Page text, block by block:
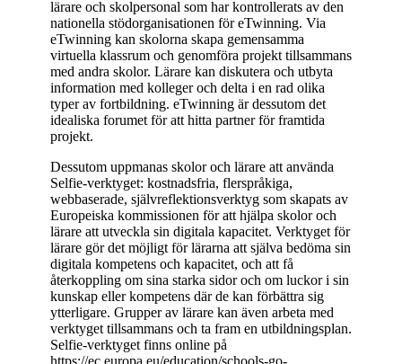
lärare och skolpersonal som har kontrollerats av den
nationella stödorganisationen för eTwinning. Via
eTwinning kan skolorna skapa gemensamma
virtuella klassrum och genomföra projekt tillsammans
med andra skolor. Lärare kan diskutera och utbyta
information med kolleger och delta i en rad olika
typer av fortbildning. eTwinning är dessutom det
idealiska forumet för att hitta partner för framtida
projekt.
Dessutom uppmanas skolor och lärare att använda
Selfie-verktyget: kostnadsfria, flerspråkiga,
webbaserade, självreflektionsverktyg som skapats av
Europeiska kommissionen för att hjälpa skolor och
lärare att utveckla sin digitala kapacitet. Verktyget för
lärare gör det möjligt för lärarna att själva bedöma sin
digitala kompetens och kapacitet, och att få
återkoppling om sina starka sidor och om luckor i sin
kunskap eller kompetens där de kan förbättra sig
ytterligare. Grupper av lärare kan även arbeta med
verktyget tillsammans och ta fram en utbildningsplan.
Selfie-verktyget finns online på